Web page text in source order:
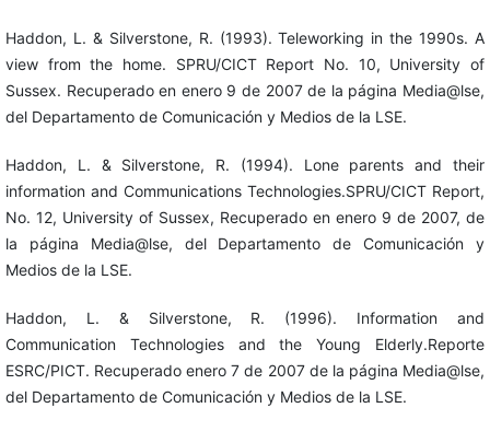
Haddon, L. & Silverstone, R. (1993). Teleworking in the 1990s. A
view from the home. SPRU/CICT Report No. 10, University of
Sussex. Recuperado en enero 9 de 2007 de la página Media@lse,
del Departamento de Comunicación y Medios de la LSE.
Haddon, L. & Silverstone, R. (1994). Lone parents and their
information and Communications Technologies.SPRU/CICT Report,
No. 12, University of Sussex, Recuperado en enero 9 de 2007, de
la página Media@lse, del Departamento de Comunicación y
Medios de la LSE.
Haddon, L. & Silverstone, R. (1996). Information and
Communication Technologies and the Young Elderly.Reporte
ESRC/PICT. Recuperado enero 7 de 2007 de la página Media@lse,
del Departamento de Comunicación y Medios de la LSE.